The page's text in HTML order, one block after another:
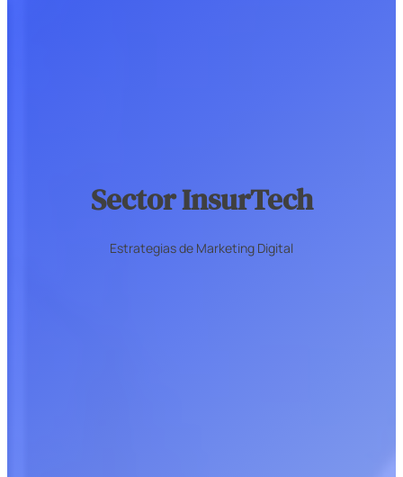
Sector InsurTech
Estrategias de Marketing Digital